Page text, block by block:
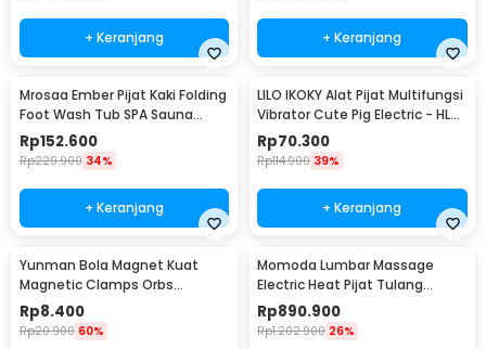
+ Keranjang + Keranjang
Mrosaa Ember Pijat Kaki Folding
Foot Wash Tub SPA Sauna
Massage Bucket - 7981
Rp152.600
Rp229.900 34%
+ Keranjang
LILO IKOKY Alat Pijat Multifungsi
Vibrator Cute Pig Electric - HL-
1907
Rp70.300
Rp114.900 39%
+ Keranjang
Yunman Bola Magnet Kuat
Magnetic Clamps Orbs
Multifungsi 1cm 2 PCS - BD05
Rp8.400
Rp20.900 60%
Momoda Lumbar Massage
Electric Heat Pijat Tulang
Belakang - SX351
Rp890.900
Rp1.202.900 26%